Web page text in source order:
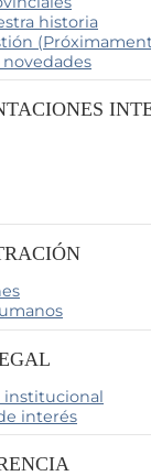
historia
institucional
interés